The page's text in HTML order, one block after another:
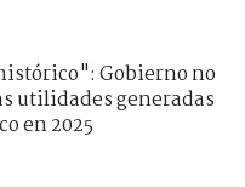
Gobierno no
utilidades generadas
en 2025